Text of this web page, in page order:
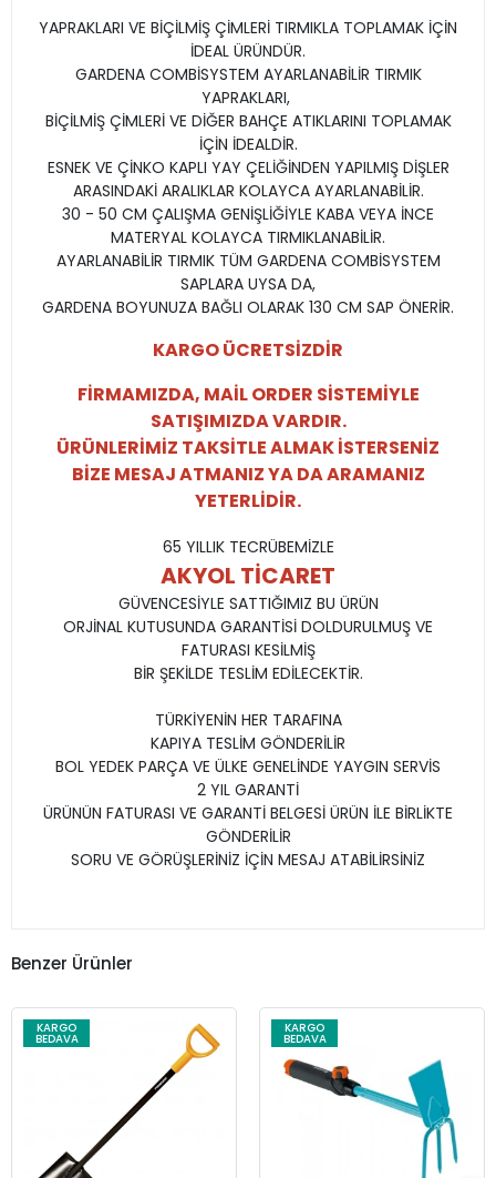
YAPRAKLARI VE BİÇİLMİŞ ÇİMLERİ TIRMIKLA TOPLAMAK İÇİN
İDEAL ÜRÜNDÜR.
GARDENA COMBİSYSTEM AYARLANABİLİR TIRMIK
YAPRAKLARI,
BİÇİLMİŞ ÇİMLERİ VE DİĞER BAHÇE ATIKLARINI TOPLAMAK
İÇİN İDEALDİR.
ESNEK VE ÇİNKO KAPLI YAY ÇELİĞİNDEN YAPILMIŞ DİŞLER
ARASINDAKİ ARALIKLAR KOLAYCA AYARLANABİLİR.
30 - 50 CM ÇALIŞMA GENİŞLİĞİYLE KABA VEYA İNCE
MATERYAL KOLAYCA TIRMIKLANABİLİR.
AYARLANABİLİR TIRMIK TÜM GARDENA COMBİSYSTEM
SAPLARA UYSA DA,
GARDENA BOYUNUZA BAĞLI OLARAK 130 CM SAP ÖNERİR.
KARGO ÜCRETSİZDİR
FİRMAMIZDA, MAİL ORDER SİSTEMİYLE
SATIŞIMIZDA VARDIR.
ÜRÜNLERİMİZ TAKSİTLE ALMAK İSTERSENİZ
BİZE MESAJ ATMANIZ YA DA ARAMANIZ
YETERLİDİR.
65 YILLIK TECRÜBEMİZLE
AKYOL TİCARET
GÜVENCESİYLE SATTIĞIMIZ BU ÜRÜN
ORJİNAL KUTUSUNDA GARANTİSİ DOLDURULMUŞ VE
FATURASI KESİLMİŞ
BİR ŞEKİLDE TESLİM EDİLECEKTİR.
TÜRKİYENİN HER TARAFINA
KAPIYA TESLİM GÖNDERİLİR
BOL YEDEK PARÇA VE ÜLKE GENELİNDE YAYGIN SERVİS
2 YIL GARANTİ
ÜRÜNÜN FATURASI VE GARANTİ BELGESİ ÜRÜN İLE BİRLİKTE
GÖNDERİLİR
SORU VE GÖRÜŞLERİNİZ İÇİN MESAJ ATABİLİRSİNİZ
Benzer Ürünler
KARGO
BEDAVA
KARGO
BEDAVA